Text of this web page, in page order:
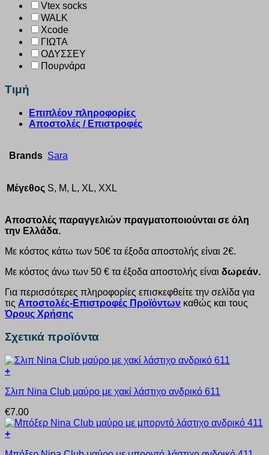
Vtex socks
WALK
Xcode
ΓΙΩΤΑ
ΟΔΥΣΣΕΥ
Πουρνάρα
Τιμή
Επιπλέον πληροφορίες
Αποστολές / Επιστροφές
Brands Sara
Μέγεθος S, M, L, XL, XXL
Αποστολές παραγγελιών πραγματοποιούνται σε όλη
την Ελλάδα.
Με κόστος κάτω των 50€ τα έξοδα αποστολής είναι 2€.
Με κόστος άνω των 50 € τα έξοδα αποστολής είναι δωρεάν.
Για περισσότερες πληροφορίες επισκεφθείτε την σελίδα για
τις Αποστολές-Επιστροφές Προϊόντων καθώς και τους
Όρους Χρήσης
Σχετικά προϊόντα
+
το
έχει
πολλαπλές
παραλλαγές.
Σλιπ Nina Club μαύρο με χακί λάστιχο ανδρικό 611
€7.00
+